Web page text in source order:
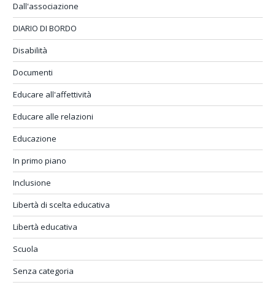
Dall'associazione
DIARIO DI BORDO
Disabilità
Documenti
Educare all'affettività
Educare alle relazioni
Educazione
In primo piano
Inclusione
Libertà di scelta educativa
Libertà educativa
Scuola
Senza categoria